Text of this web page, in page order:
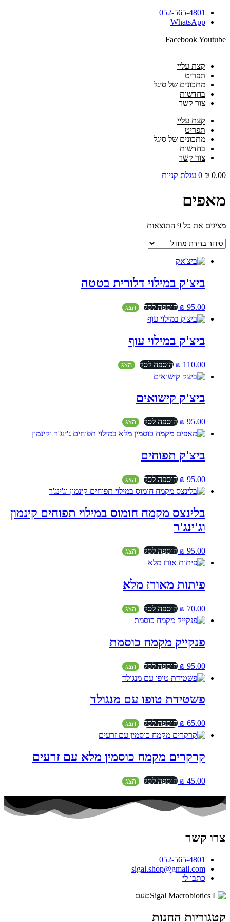
לתוכן
052-565-4801
WhatsApp
FacebookYoutube
קצת עליי
תפריט
מתכונים של סיגל
בחדשות
צור קשר
קצת עליי
תפריט
מתכונים של סיגל
בחדשות
צור קשר
₪ 0.00
0 עגלת קניות
מאפים
מציגים את כל ⁦9⁩ התוצאות
ביצ'ק במילוי דלורית בטטה
₪ 95.00 הוספה לסל הצג
ביצ'ק במילוי עוף
₪ 110.00 הוספה לסל הצג
ביצ'ק קישואים
₪ 95.00 הוספה לסל הצג
ביצ'ק תפוחים
₪ 95.00 הוספה לסל הצג
בלינצס מקמח חומוס במילוי תפוחים קינמון
וג'ינג'ר
₪ 95.00 הוספה לסל הצג
פיתות מאורז מלא
₪ 70.00 הוספה לסל הצג
פנקייק מקמח כוסמת
₪ 95.00 הוספה לסל הצג
פשטידת טופו עם מנגולד
₪ 65.00 הוספה לסל הצג
קרקרים מקמח כוסמין מלא עם זרעים
₪ 45.00 הוספה לסל הצג
צרו קשר
052-565-4801
sigal.shop@gmail.com
כתבו לי
קטגוריות החנות